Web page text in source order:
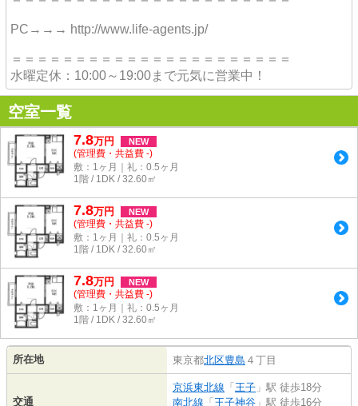
PC→→→ http://www.life-agents.jp/
＝＝＝＝＝＝＝＝＝＝＝＝＝＝＝＝＝＝＝＝＝＝
水曜定休：10:00～19:00まで元気に営業中！
空室一覧
7.8万円 NEW
(管理費・共益費 -)
敷：1ヶ月｜礼：0.5ヶ月
1階 / 1DK / 32.60㎡
7.8万円 NEW
(管理費・共益費 -)
敷：1ヶ月｜礼：0.5ヶ月
1階 / 1DK / 32.60㎡
7.8万円 NEW
(管理費・共益費 -)
敷：1ヶ月｜礼：0.5ヶ月
1階 / 1DK / 32.60㎡
所在地 東京都北区豊島 ４丁目
交通
京浜東北線 「 王子 」駅 徒歩18分
南北線 「 王子神谷 」駅 徒歩16分